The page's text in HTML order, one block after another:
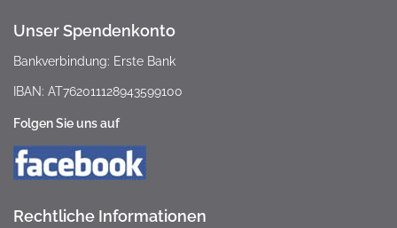
Unser Spendenkonto
Bankverbindung: Erste Bank
IBAN: AT762011128943599100
Folgen Sie uns auf
Rechtliche Informationen